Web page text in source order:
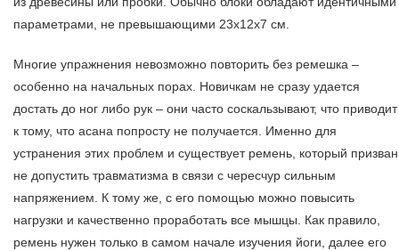
параметрами, не превышающими 23х12х7 см.
Многие упражнения невозможно повторить без ремешка –
особенно на начальных порах. Новичкам не сразу удается
достать до ног либо рук – они часто соскальзывают, что приводит
к тому, что асана попросту не получается. Именно для
устранения этих проблем и существует ремень, который призван
не допустить травматизма в связи с чересчур сильным
напряжением. К тому же, с его помощью можно повысить
нагрузки и качественно проработать все мышцы. Как правило,
ремень нужен только в самом начале изучения йоги, далее его